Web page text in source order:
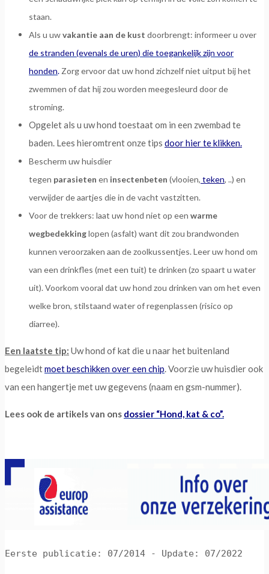
staan.
Als u uwvakantie aan de kust doorbrengt: informeer u over
de stranden (evenals de uren) die toegankelijk zijn voor
honden. Zorg ervoor dat uw hond zichzelf niet uitput bij het
zwemmen of dat hij zou worden meegesleurd door de
stroming.
Opgelet als u uw hond toestaat om in een zwembad te
baden. Lees hieromtrent onze tips door hier te klikken.
Bescherm uw huisdier
tegen parasieten en insectenbeten (vlooien, teken, ..) en
verwijder de aartjes die in de vacht vastzitten.
Voor de trekkers: laat uw hond niet op een warme
wegbedekkinglopen (asfalt) want dit zou brandwonden
kunnen veroorzaken aan de zoolkussentjes. Leer uw hond om
van een drinkfles (met een tuit) te drinken (zo spaart u water
uit). Voorkom vooral dat uw hond zou drinken van om het even
welke bron, stilstaand water of regenplassen (risico op
diarree).
Een laatste tip: Uw hond of kat die u naar het buitenland
begeleidtmoet beschikken over een chip. Voorzie uw huisdier ook
van een hangertje met uw gegevens (naam en gsm-nummer).
Lees ook de artikels van ons dossier “Hond, kat & co”.
Eerste publicatie: 07/2014 - Update: 07/2022